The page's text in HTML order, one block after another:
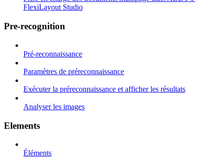
FlexiLayout Studio
Pre-recognition
Pré-reconnaissance
Paramètres de préreconnaissance
Exécuter la préreconnaissance et afficher les résultats
Analyser les images
Elements
Éléments